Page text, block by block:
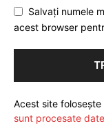
Salvați numele
acest browser
Acest site
sunt procesate